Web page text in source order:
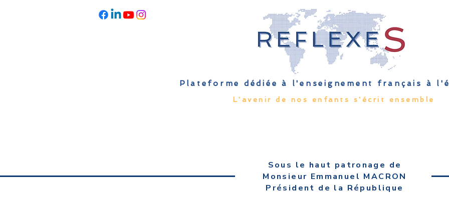
Plateforme dédiée à l'enseignement français à
L'avenir de nos enfants s'écrit ensemble
Sous le haut patronage de
Monsieur Emmanuel MACRON
Président de la République